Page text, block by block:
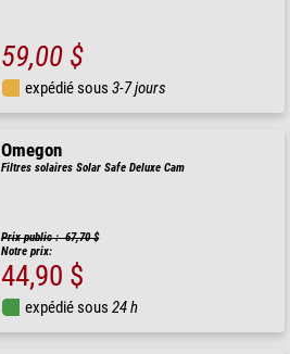
59,00 $
expédié sous3-7 jours
Omegon
Filtres solaires Solar Safe Deluxe Cam
Prix public : 67,70 $
Notre prix:
44,90 $
expédié sous24 h